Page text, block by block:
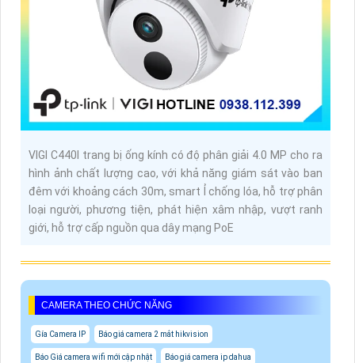
VIGI C440I trang bị ống kính có độ phân giải 4.0 MP cho ra
hình ảnh chất lượng cao, với khả năng giám sát vào ban
đêm với khoảng cách 30m, smart Ỉ chống lóa, hỗ trợ phân
loại người, phương tiện, phát hiện xâm nhập, vượt ranh
giới, hỗ trợ cấp nguồn qua dây mạng PoE
CAMERA THEO CHỨC NĂNG
Gía Camera IP Báo giá camera 2 mắt hikvision
Báo Giá camera wifi mới cập nhật Báo giá camera ip dahua